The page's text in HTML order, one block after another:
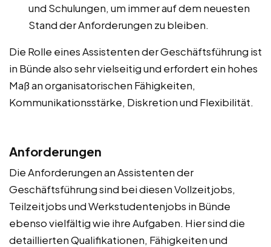
und Schulungen, um immer auf dem neuesten
Stand der Anforderungen zu bleiben.
Die Rolle eines Assistenten der Geschäftsführung ist
in Bünde also sehr vielseitig und erfordert ein hohes
Maß an organisatorischen Fähigkeiten,
Kommunikationsstärke, Diskretion und Flexibilität.
Anforderungen
Die Anforderungen an Assistenten der
Geschäftsführung sind bei diesen Vollzeitjobs,
Teilzeitjobs und Werkstudentenjobs in Bünde
ebenso vielfältig wie ihre Aufgaben. Hier sind die
detaillierten Qualifikationen, Fähigkeiten und